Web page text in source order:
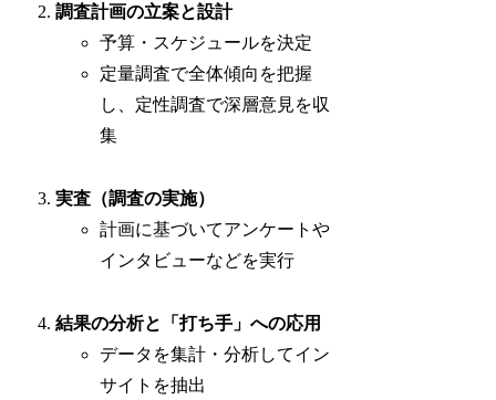
調査計画の立案と設計
予算・スケジュールを決定
定量調査で全体傾向を把握
し、定性調査で深層意見を収
集
実査（調査の実施）
計画に基づいてアンケートや
インタビューなどを実行
結果の分析と「打ち手」への応用
データを集計・分析してイン
サイトを抽出